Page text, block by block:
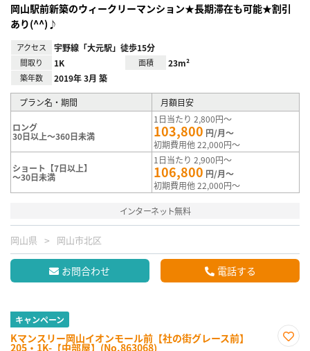
岡山駅前新築のウィークリーマンション★長期滞在も可能★割引
あり(^^)♪
アクセス 宇野線「大元駅」徒歩15分
間取り 1K 面積 23m²
築年数 2019年 3月 築
プラン名・期間 月額目安
ロング
30日以上～360日未満
1日当たり 2,800円～
103,800 円/月～
初期費用他 22,000円～
ショート【7日以上】
～30日未満
1日当たり 2,900円～
106,800 円/月～
初期費用他 22,000円～
インターネット無料
岡山県 岡山市北区
お問合わせ 電話する
キャンペーン
Kマンスリー岡山イオンモール前【社の街グレース前】
205・1K-【中部屋】(No.863068)